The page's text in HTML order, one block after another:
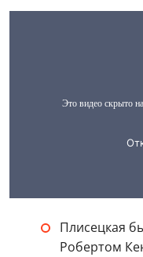
Плисецкая
Робертом